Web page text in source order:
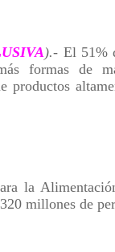
).- El 51%
formas de
la
millones de